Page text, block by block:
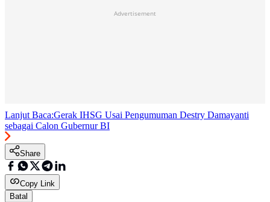
Advertisement
Lanjut Baca:Gerak IHSG Usai Pengumuman Destry Damayanti
sebagai Calon Gubernur BI
Share
Copy Link
Batal